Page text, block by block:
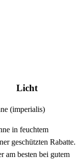
Licht
(imperialis)
in feuchtem
geschützten Rabatte.
am besten bei gutem